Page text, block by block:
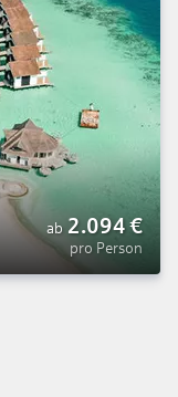
ab 2.094€
pro Person